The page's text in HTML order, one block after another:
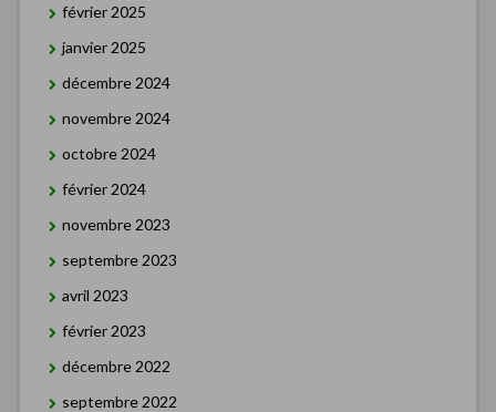
février 2025
janvier 2025
décembre 2024
novembre 2024
octobre 2024
février 2024
novembre 2023
septembre 2023
avril 2023
février 2023
décembre 2022
septembre 2022